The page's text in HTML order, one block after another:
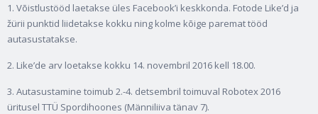
1. Võistlustööd laetakse üles Facebook’i keskkonda. Fotode Like’d ja
žürii punktid liidetakse kokku ning kolme kõige paremat tööd
autasustatakse.
2. Like’de arv loetakse kokku 14. novembril 2016 kell 18.00.
3. Autasustamine toimub 2.-4. detsembril toimuval Robotex 2016
üritusel TTÜ Spordihoones (Männiliiva tänav 7).